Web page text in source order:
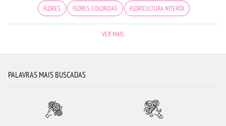
FLORES FLORES COLORIDAS FLORICULTURA NITERÓI
FLORICULTURA RIBEIRÃO PRETO FLORICULTURA FORTALEZA
VER MAIS
PALAVRAS MAIS BUSCADAS